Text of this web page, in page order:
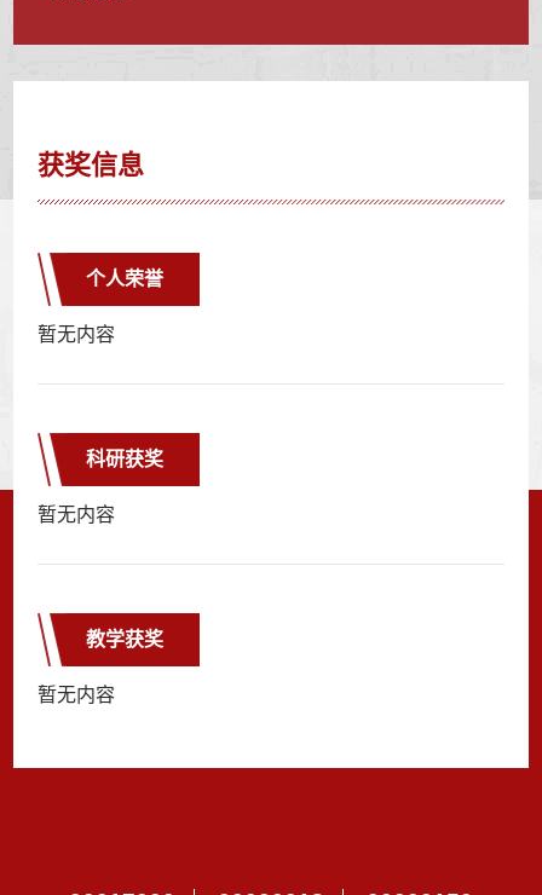
获奖信息
个人荣誉
暂无内容
科研获奖
暂无内容
教学获奖
暂无内容